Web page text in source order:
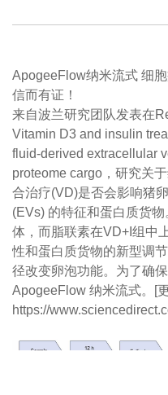
ApogeeFlow纳米流式 细
信而有证！
来自波兰研究团队发表在
Vitamin D3 and insulin
fluid-derived extracellular
proteome cargo，研究关
合治疗(VD)是否会影响猪
(EVs) 的特征和蛋白质货
体，而脂联素在VD+I组中
性和蛋白质货物的新型调
径改变卵泡功能。为了确
ApogeeFlow 纳米流式。[
https://